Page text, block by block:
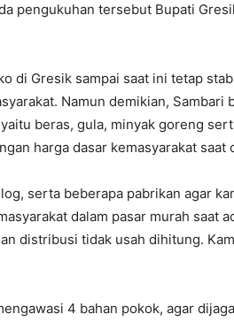
pengukuhan tersebut Bupati
di Gresik sampai saat ini tetap
Namun demikian, Sambari
beras, gula, minyak goreng
harga dasar kemasyarakat saat
serta beberapa pabrikan agar
dalam pasar murah saat
distribusi tidak usah dihitung.
4 bahan pokok, agar